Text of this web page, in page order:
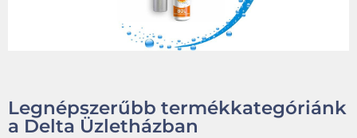
Legnépszerűbb termékkategóriánk
a Delta Üzletházban